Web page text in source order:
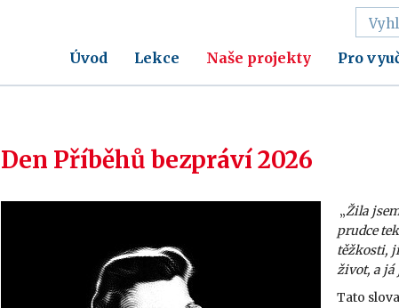
Úvod Lekce Naše projekty Pro
Den Příběhů bezpráví 2026
„Žila
prudce
těžkosti,
život, a já
Tato